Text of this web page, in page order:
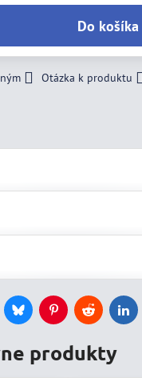
Do košíka
Otázka k produktu
BlueskyPinterestReddit
produkty